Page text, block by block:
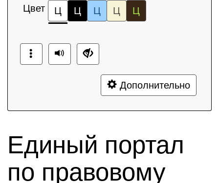
Цвет Ц Ц Ц Ц Ц
Дополнительно
Единый портал
по правовому